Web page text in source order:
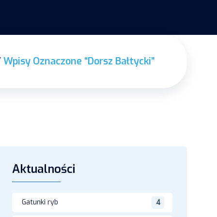
Wpisy Oznaczone “dorsz Bałtycki”
Aktualności
Gatunki ryb 4